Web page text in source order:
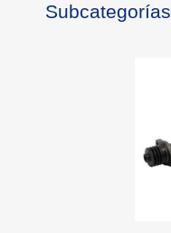
Subcategorías